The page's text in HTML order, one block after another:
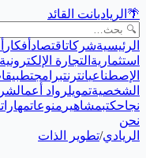
🌴 الرياديانت القائد
الرئيسيةشركاتاقتصاد أفكار
استثمارية التجارة الإلكترونية
الإصطناعيانترنتبرامج
الشخصيةتمويلرواد أعمال
نجاحكتبمشاهير منوعاتمهارات
نحن
الريادي/تطوير الذات